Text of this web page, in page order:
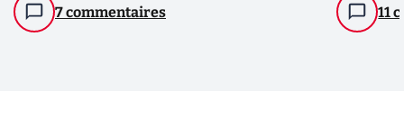
7 commentaires 11